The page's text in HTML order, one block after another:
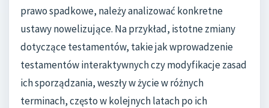
prawo spadkowe, należy analizować konkretne
ustawy nowelizujące. Na przykład, istotne zmiany
dotyczące testamentów, takie jak wprowadzenie
testamentów interaktywnych czy modyfikacje zasad
ich sporządzania, weszły w życie w różnych
terminach, często w kolejnych latach po ich